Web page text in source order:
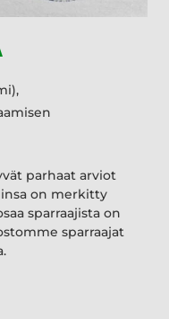
parhaat arviot
on merkitty
sparraajista on
sparraajat